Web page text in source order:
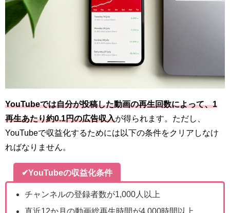
YouTubeでは自分が投稿した動画の再生回数によって、1
再生あたり約0.1円の広告収入が得られます。ただし、
YouTubeで収益化するためには以下の条件をクリアしなけ
ればなりません。
✔YouTubeの収益化条件
チャンネルの登録者数が1,000人以上
直近12か月の動画総再生時間が4,000時間以上、